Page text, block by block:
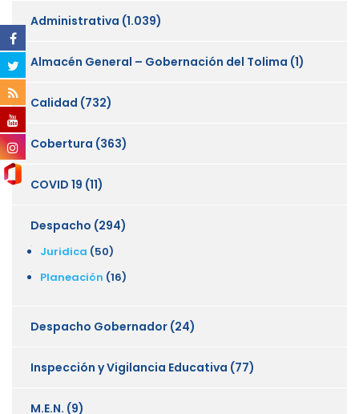
Administrativa (1.039)
Almacén General – Gobernación del Tolima (1)
Calidad (732)
Cobertura (363)
COVID 19 (11)
Despacho (294)
Juridica (50)
Planeación (16)
Despacho Gobernador (24)
Inspección y Vigilancia Educativa (77)
M.E.N. (9)